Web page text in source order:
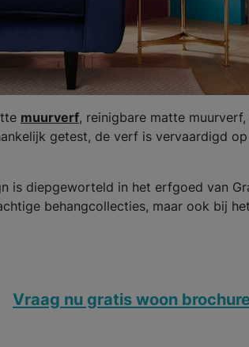
muurverf, reinigbare matte
getest, de verf is vervaardigd
is diepgeworteld in het erfgoed van
behangcollecties, maar ook bij
Vraag nu gratis woon